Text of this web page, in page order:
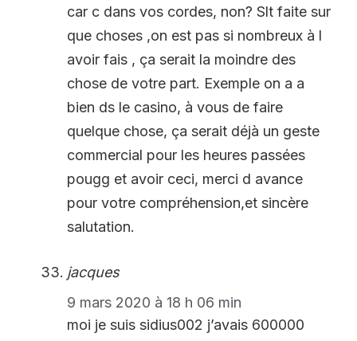
car c dans vos cordes, non? Slt faite sur
que choses ,on est pas si nombreux à l
avoir fais , ça serait la moindre des
chose de votre part. Exemple on a a
bien ds le casino, à vous de faire
quelque chose, ça serait déjà un geste
commercial pour les heures passées
pougg et avoir ceci, merci d avance
pour votre compréhension,et sincère
salutation.
jacques
9 mars 2020 à 18 h 06 min
moi je suis sidius002 j’avais 600000